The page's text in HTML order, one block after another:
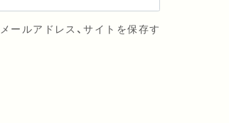
ールアドレス、サイトを保存す